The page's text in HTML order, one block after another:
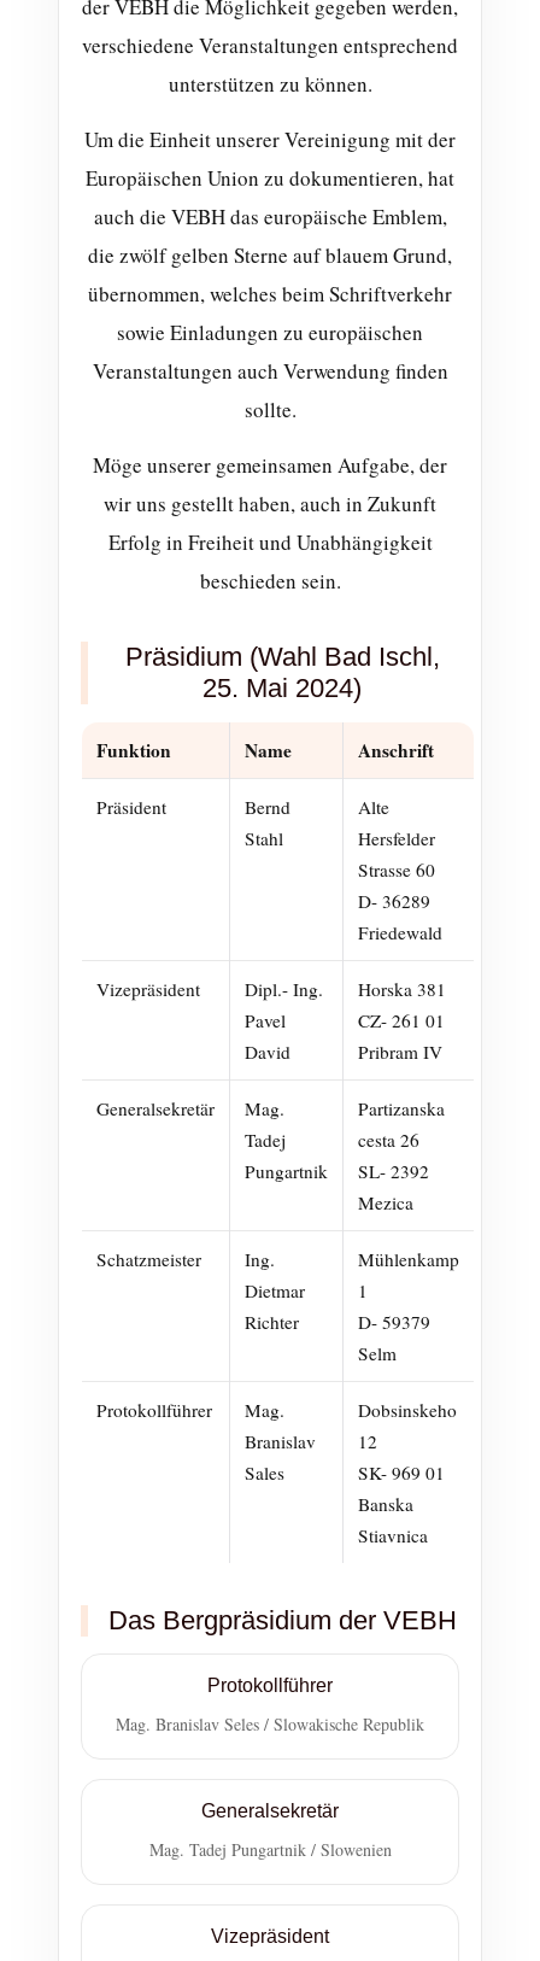
der VEBH die Möglichkeit gegeben werden,
verschiedene Veranstaltungen entsprechend
unterstützen zu können.
Um die Einheit unserer Vereinigung mit der
Europäischen Union zu dokumentieren, hat
auch die VEBH das europäische Emblem,
die zwölf gelben Sterne auf blauem Grund,
übernommen, welches beim Schriftverkehr
sowie Einladungen zu europäischen
Veranstaltungen auch Verwendung finden
sollte.
Möge unserer gemeinsamen Aufgabe, der
wir uns gestellt haben, auch in Zukunft
Erfolg in Freiheit und Unabhängigkeit
beschieden sein.
Präsidium (Wahl Bad Ischl,
25. Mai 2024)
Funktion Name Anschrift
Präsident
Bernd
Stahl
Alte
Hersfelder
Strasse 60
D- 36289
Friedewald
Vizepräsident
Dipl.- Ing.
Pavel
David
Horska 381
CZ- 261 01
Pribram IV
Generalsekretär
Mag.
Tadej
Pungartnik
Partizanska
cesta 26
SL- 2392
Mezica
Schatzmeister
Ing.
Dietmar
Richter
Mühlenkamp
1
D- 59379
Selm
Protokollführer
Mag.
Branislav
Sales
Dobsinskeho
12
SK- 969 01
Banska
Stiavnica
Das Bergpräsidium der VEBH
Protokollführer
Mag. Branislav Seles / Slowakische Republik
Generalsekretär
Mag. Tadej Pungartnik / Slowenien
Vizepräsident